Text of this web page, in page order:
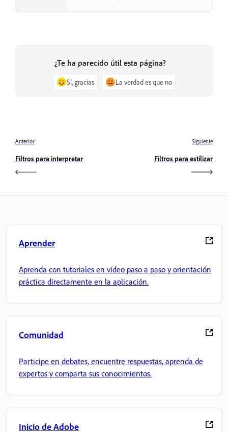
¿Te ha parecido útil esta página?
Sí, gracias La verdad es que no
Anterior
Filtros para interpretar
Siguiente
Filtros para estilizar
Aprender
Aprenda con tutoriales en vídeo paso a paso y orientación
práctica directamente en la aplicación.
Comunidad
Participe en debates, encuentre respuestas, aprenda de
expertos y comparta sus conocimientos.
Inicio de Adobe